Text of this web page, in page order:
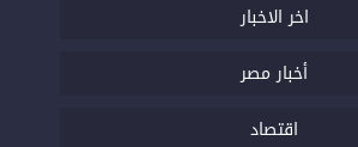
اخر الاخبار
أخبار مصر
اقتصاد